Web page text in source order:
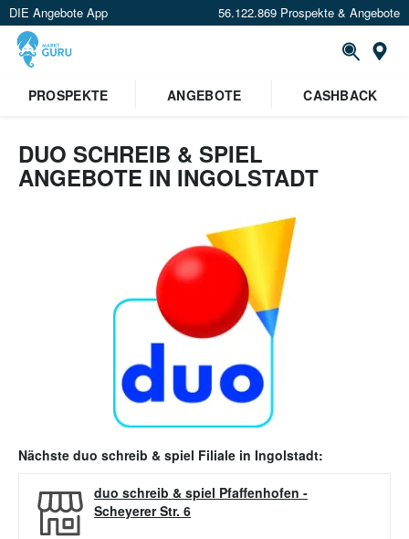
DIE Angebote App 56.122.869 Prospekte & Angebote
PROSPEKTE
ANGEBOTE CASHBACK
DUO SCHREIB & SPIEL
ANGEBOTE IN INGOLSTADT
Nächste duo schreib & spiel Filiale in Ingolstadt:
duo schreib & spiel Pfaffenhofen -
Scheyerer Str. 6